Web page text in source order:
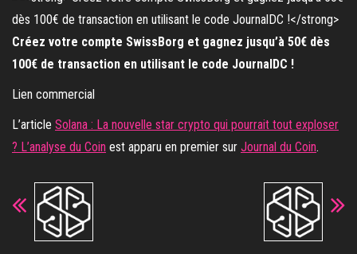
Créez votre compte SwissBorg et gagnez jusqu’à 50€ dès
100€ de transaction en utilisant le code JournalDC !
Lien commercial
L’article Solana : La nouvelle star crypto qui pourrait tout exploser
? L’analyse du Coin est apparu en premier sur Journal du Coin.